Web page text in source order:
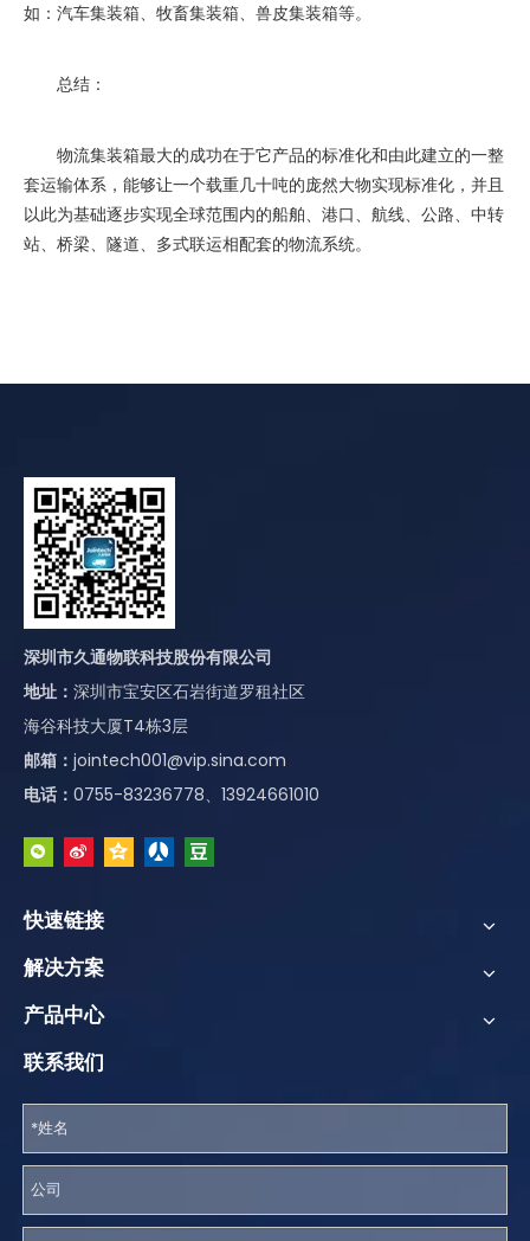
如：汽车集装箱、牧畜集装箱、兽皮集装箱等。
总结：
物流集装箱最大的成功在于它产品的标准化和由此建立的一整
套运输体系，能够让一个载重几十吨的庞然大物实现标准化，并且
以此为基础逐步实现全球范围内的船舶、港口、航线、公路、中转
站、桥梁、隧道、多式联运相配套的物流系统。
深圳市久通物联科技股份有限公司
地址： 深圳市宝安区石岩街道罗租社区
海谷科技大厦T4栋3层
邮箱： jointech001@vip.sina.com
电话： 0755-83236778、13924661010
快速链接
解决方案
产品中心
联系我们